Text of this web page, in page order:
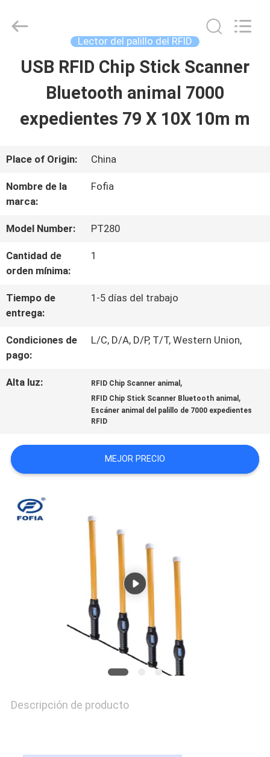
HOGAR
PRODUCTOS
VIDEOS
SOBRE
NOSOTROS
VIAJE
DE
LA
FÁBRICA
CONTROL
CALIDAD
EN
CONTACTO
CITA
Fofia
Lector del palillo del RFID
USB RFID Chip Stick Scanner
Bluetooth animal 7000
expedientes 79 X 10X 10m m
Place of Origin: China
Nombre de la
marca:
Fofia
Model Number: PT280
Cantidad de
orden mínima:
1
Tiempo de
entrega:
1-5 días del trabajo
Condiciones de
pago:
L/C, D/A, D/P, T/T, Western Union,
Alta luz: RFID Chip Scanner animal ,
RFID Chip Stick Scanner Bluetooth animal ,
Escáner animal del palillo de 7000 expedientes
RFID
MEJOR PRECIO
Descripción de producto